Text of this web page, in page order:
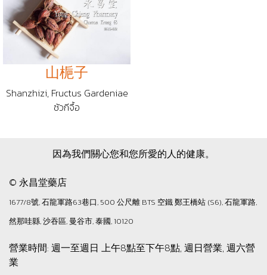
山梔子
Shanzhizi, Fructus Gardeniae
ซัวกีจื้อ
因為我們關心您和您所愛的人的健康。
© 永昌堂藥店
1677/8號, 石龍軍路63巷口, 500 公尺離 BTS 空鐵 鄭王橋站 (S6), 石龍軍路,
然那哇縣, 沙吞區, 曼谷市, 泰國, 10120
營業時間: 週一至週日 上午8點至下午8點, 週日營業, 週六營
業